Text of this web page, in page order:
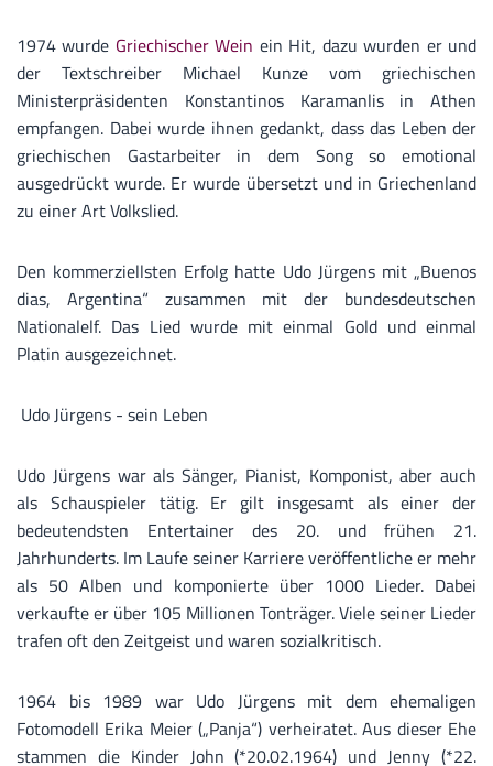
1974 wurde Griechischer Wein ein Hit, dazu wurden er und
der Textschreiber Michael Kunze vom griechischen
Ministerpräsidenten Konstantinos Karamanlis in Athen
empfangen. Dabei wurde ihnen gedankt, dass das Leben der
griechischen Gastarbeiter in dem Song so emotional
ausgedrückt wurde. Er wurde übersetzt und in Griechenland
zu einer Art Volkslied.
Den kommerziellsten Erfolg hatte Udo Jürgens mit „Buenos
dias, Argentina“ zusammen mit der bundesdeutschen
Nationalelf. Das Lied wurde mit einmal Gold und einmal
Platin ausgezeichnet.
Udo Jürgens - sein Leben
Udo Jürgens war als Sänger, Pianist, Komponist, aber auch
als Schauspieler tätig. Er gilt insgesamt als einer der
bedeutendsten Entertainer des 20. und frühen 21.
Jahrhunderts. Im Laufe seiner Karriere veröffentliche er mehr
als 50 Alben und komponierte über 1000 Lieder. Dabei
verkaufte er über 105 Millionen Tonträger. Viele seiner Lieder
trafen oft den Zeitgeist und waren sozialkritisch.
1964 bis 1989 war Udo Jürgens mit dem ehemaligen
Fotomodell Erika Meier („Panja“) verheiratet. Aus dieser Ehe
stammen die Kinder John (*20.02.1964) und Jenny (*22.